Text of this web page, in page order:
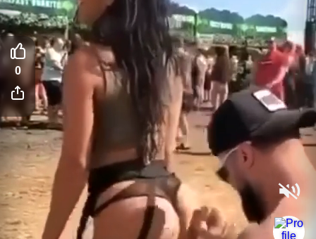
0